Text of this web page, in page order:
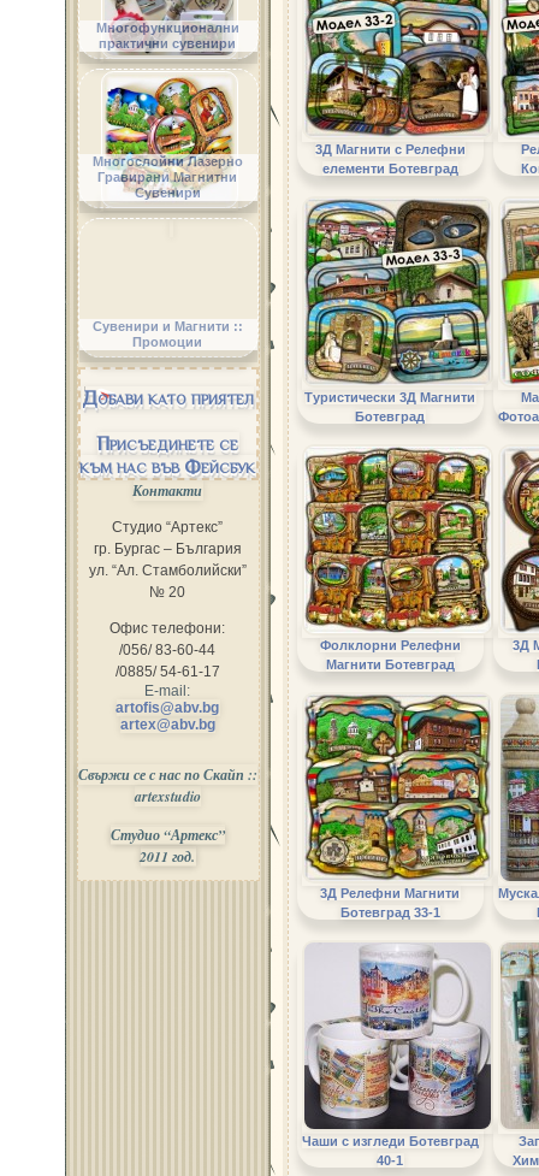
3Д Магнити с Релефни
елементи Ботевград
Туристически 3Д Магнити
Ботевград
Фолклорни Релефни
Магнити Ботевград
3Д
3Д Релефни Магнити
Ботевград 33-1
Чаши с изгледи Ботевград
40-1
Многофункционални
практични сувенири
Многослойни Лазерно
Гравирани Магнитни
Сувенири
Сувенири и Магнити ::
Промоции
Добави като приятел
Присъединете се
към нас във Фейсбук
Контакти
Студио “Артекс”
гр. Бургас – България
ул. “Ал. Стамболийски”
№ 20
Офис телефони:
/056/ 83-60-44
/0885/ 54-61-17
E-mail:
artofis@abv.bg
artex@abv.bg
Свържи се с нас по Скайп ::
artexstudio
Студио “Артекс”
2011 год.